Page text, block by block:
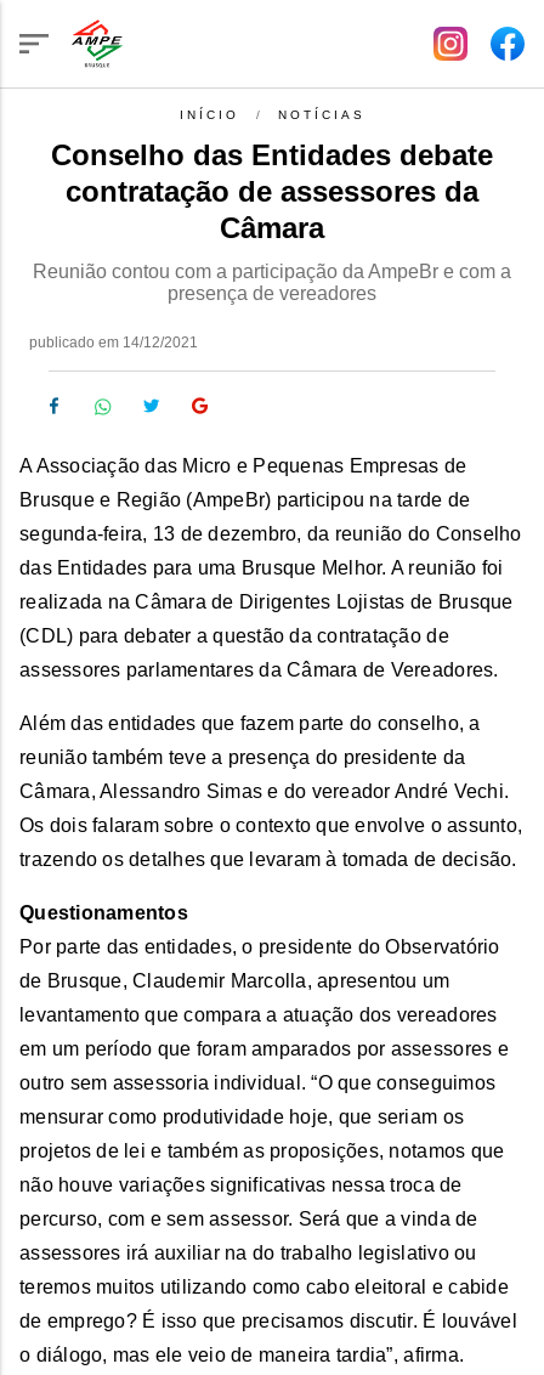
INÍCIO NOTÍCIAS
Conselho das Entidades debate
contratação de assessores da
Câmara
Reunião contou com a participação da AmpeBr e com a
presença de vereadores
publicado em 14/12/2021
A Associação das Micro e Pequenas Empresas de
Brusque e Região (AmpeBr) participou na tarde de
segunda-feira, 13 de dezembro, da reunião do Conselho
das Entidades para uma Brusque Melhor. A reunião foi
realizada na Câmara de Dirigentes Lojistas de Brusque
(CDL) para debater a questão da contratação de
assessores parlamentares da Câmara de Vereadores.
Além das entidades que fazem parte do conselho, a
reunião também teve a presença do presidente da
Câmara, Alessandro Simas e do vereador André Vechi.
Os dois falaram sobre o contexto que envolve o assunto,
trazendo os detalhes que levaram à tomada de decisão.
Questionamentos
Por parte das entidades, o presidente do Observatório
de Brusque, Claudemir Marcolla, apresentou um
levantamento que compara a atuação dos vereadores
em um período que foram amparados por assessores e
outro sem assessoria individual. “O que conseguimos
mensurar como produtividade hoje, que seriam os
projetos de lei e também as proposições, notamos que
não houve variações significativas nessa troca de
percurso, com e sem assessor. Será que a vinda de
assessores irá auxiliar na do trabalho legislativo ou
teremos muitos utilizando como cabo eleitoral e cabide
de emprego? É isso que precisamos discutir. É louvável
o diálogo, mas ele veio de maneira tardia”, afirma.